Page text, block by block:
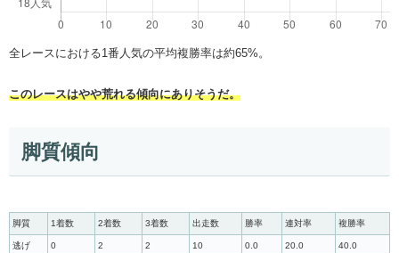
全レースにおける1番人気の平均複勝率は約65%。
このレースはやや荒れる傾向にありそうだ。
脚質傾向
脚質 1着数 2着数 3着数 出走数 勝率 連対率 複勝率
逃げ 0 2 2 10 0.0 20.0 40.0